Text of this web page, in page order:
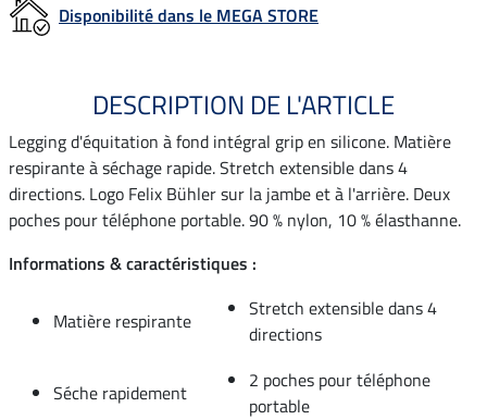
Disponibilité dans le MEGA STORE
DESCRIPTION DE L'ARTICLE
Legging d'équitation à fond intégral grip en silicone. Matière
respirante à séchage rapide. Stretch extensible dans 4
directions. Logo Felix Bühler sur la jambe et à l'arrière. Deux
poches pour téléphone portable. 90 % nylon, 10 % élasthanne.
Informations & caractéristiques :
Matière respirante
Stretch extensible dans 4
directions
Séche rapidement
2 poches pour téléphone
portable